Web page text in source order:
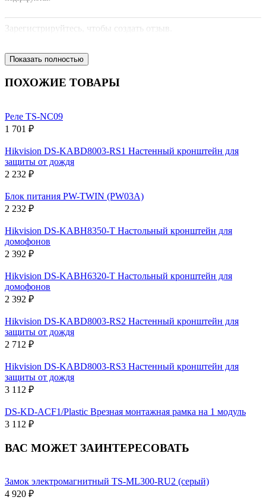
Зарегистрируйтесь, чтобы создать отзыв.
Показать полностью
ПОХОЖИЕ ТОВАРЫ
Реле TS-NC09
1 701 ₽
Hikvision DS-KABD8003-RS1 Настенный кронштейн для
защиты от дождя
2 232 ₽
Блок питания PW-TWIN (PW03A)
2 232 ₽
Hikvision DS-KABH8350-T Настольный кронштейн для
домофонов
2 392 ₽
Hikvision DS-KABH6320-T Настольный кронштейн для
домофонов
2 392 ₽
Hikvision DS-KABD8003-RS2 Настенный кронштейн для
защиты от дождя
2 712 ₽
Hikvision DS-KABD8003-RS3 Настенный кронштейн для
защиты от дождя
3 112 ₽
DS-KD-ACF1/Plastic Врезная монтажная рамка на 1 модуль
3 112 ₽
ВАС МОЖЕТ ЗАИНТЕРЕСОВАТЬ
Замок электромагнитный TS-ML300-RU2 (серый)
4 920 ₽